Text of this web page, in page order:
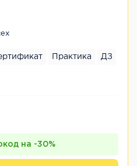
Практика ДЗ
на -30%